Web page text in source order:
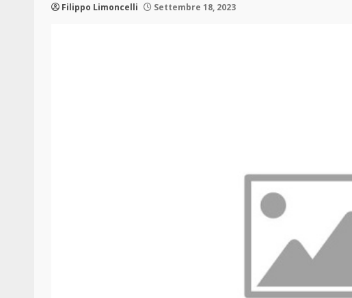
Filippo Limoncelli Settembre 18, 2023